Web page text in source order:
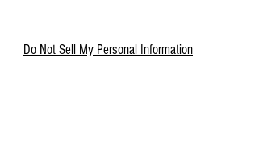
Do Not Sell My Personal Information